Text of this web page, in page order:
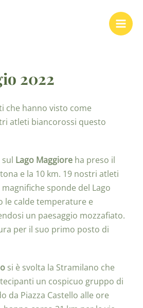
2022
che hanno visto come
atleti biancorossi questo
sul Lago Maggioreha preso il
e la 10 km. 19 nostri atleti
sponde del Lago
le calde temperature e
un paesaggio mozzafiato.
per il suo primo posto di
si è svolta la Stramilano che
un cospicuo gruppo di
da Piazza Castello alle ore